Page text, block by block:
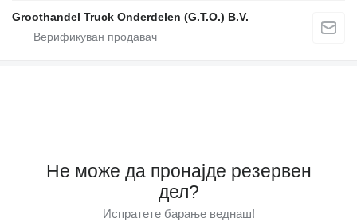
Groothandel Truck Onderdelen (G.T.O.) B.V.
Не може да пронајде резервен
дел?
Испратете барање веднаш!